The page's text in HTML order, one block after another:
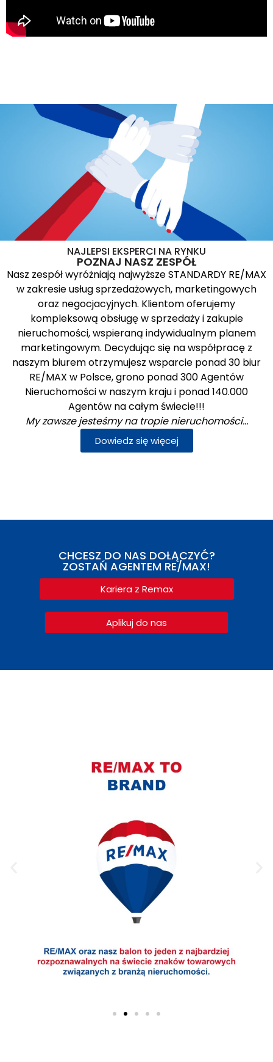
NAJLEPSI EKSPERCI NA RYNKU
POZNAJ NASZ ZESPÓŁ
Nasz zespół wyróżniają najwyższe STANDARDY RE/MAX
w zakresie usług sprzedażowych, marketingowych
oraz negocjacyjnych. Klientom oferujemy
kompleksową obsługę w sprzedaży i zakupie
nieruchomości, wspieraną indywidualnym planem
marketingowym. Decydując się na współpracę z
naszym biurem otrzymujesz wsparcie ponad 30 biur
RE/MAX w Polsce, grono ponad 300 Agentów
Nieruchomości w naszym kraju i ponad 140.000
Agentów na całym świecie!!!
My zawsze jesteśmy na tropie nieruchomości…
Dowiedz się więcej
CHCESZ DO NAS DOŁĄCZYĆ?
ZOSTAŃ AGENTEM RE/MAX!
Kariera z Remax
Aplikuj do nas